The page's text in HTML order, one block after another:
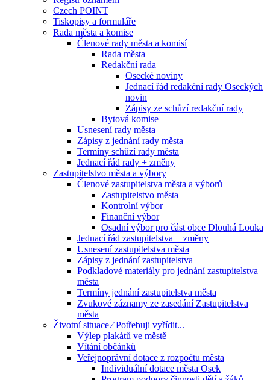
Czech POINT
Tiskopisy a formuláře
Rada města a komise
Členové rady města a komisí
Rada města
Redakční rada
Osecké noviny
Jednací řád redakční rady Oseckých
novin
Zápisy ze schůzí redakční rady
Bytová komise
Usnesení rady města
Zápisy z jednání rady města
Termíny schůzí rady města
Jednací řád rady + změny
Zastupitelstvo města a výbory
Členové zastupitelstva města a výborů
Zastupitelstvo města
Kontrolní výbor
Finanční výbor
Osadní výbor pro část obce Dlouhá Louka
Jednací řád zastupitelstva + změny
Usnesení zastupitelstva města
Zápisy z jednání zastupitelstva
Podkladové materiály pro jednání zastupitelstva
města
Termíny jednání zastupitelstva města
Zvukové záznamy ze zasedání Zastupitelstva
města
Životní situace ⁄ Potřebuji vyřídit...
Výlep plakátů ve městě
Vítání občánků
Veřejnoprávní dotace z rozpočtu města
Individuální dotace města Osek